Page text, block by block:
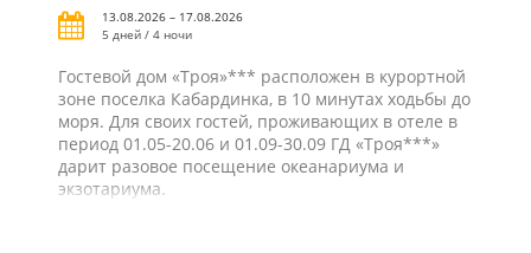
13.08.2026 – 17.08.2026
5 дней / 4 ночи
Гостевой дом «Троя»*** расположен в курортной
зоне поселка Кабардинка, в 10 минутах ходьбы до
моря. Для своих гостей, проживающих в отеле в
период 01.05-20.06 и 01.09-30.09 ГД «Троя***»
дарит разовое посещение океанариума и
экзотариума.